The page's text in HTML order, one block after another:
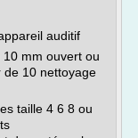
auditif
mm ouvert ou
de 10 nettoyage
taille 4 6 8 ou